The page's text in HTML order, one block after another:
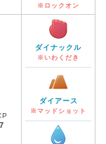
※ロックオン
ダイナックル
※いわくだき
ダイアース
※マッドショット